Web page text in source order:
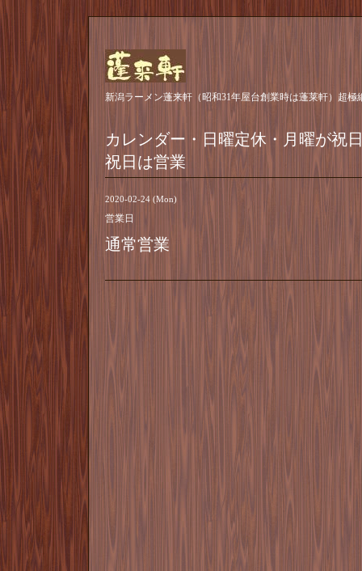
新潟ラーメン蓬来軒（昭和31年屋台創業時は蓬莱軒）超
カレンダー・日曜定休・月曜が祝
祝日は営業
2020-02-24 (Mon)
営業日
通常営業